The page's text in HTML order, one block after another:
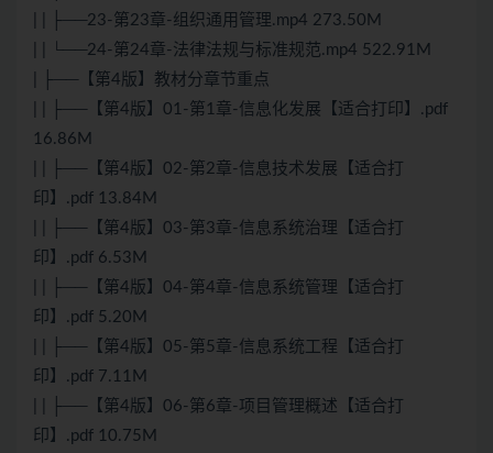
| | ├──23-第23章-组织通用管理.mp4 273.50M
| | └──24-第24章-法律法规与标准规范.mp4 522.91M
| ├──【第4版】教材分章节重点
| | ├──【第4版】01-第1章-信息化发展【适合打印】.pdf
16.86M
| | ├──【第4版】02-第2章-信息技术发展【适合打
印】.pdf 13.84M
| | ├──【第4版】03-第3章-信息系统治理【适合打
印】.pdf 6.53M
| | ├──【第4版】04-第4章-信息系统管理【适合打
印】.pdf 5.20M
| | ├──【第4版】05-第5章-信息系统工程【适合打
印】.pdf 7.11M
| | ├──【第4版】06-第6章-项目管理概述【适合打
印】.pdf 10.75M